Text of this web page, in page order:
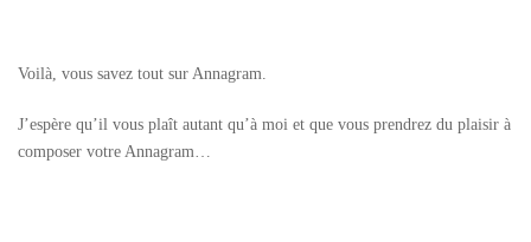
Voilà, vous savez tout sur Annagram.
J’espère qu’il vous plaît autant qu’à moi et que vous prendrez du plaisir à
composer votre Annagram…